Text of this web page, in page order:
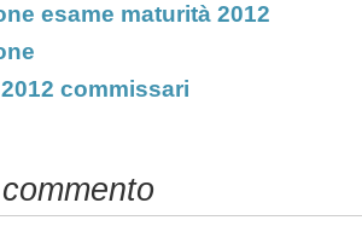
esame maturità 2012
commissari